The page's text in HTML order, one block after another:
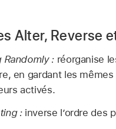
Alter, Reverse
Randomly :réorganise
en gardant les
activés.
:inverse l’ordre des